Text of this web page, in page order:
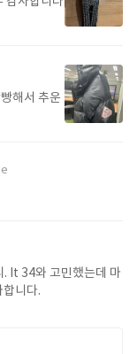
해서 추운
It 34와 고민했는데 마
은거 같아요 좋은 물건 감사합니다.